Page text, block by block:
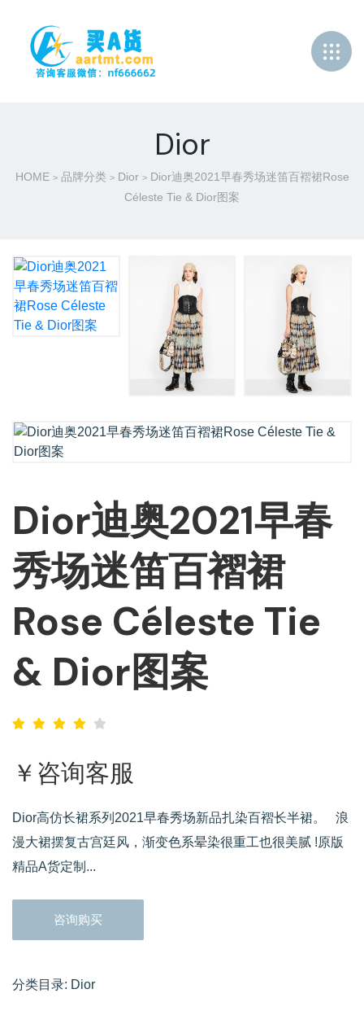
Dior
HOME > 品牌分类 > Dior > Dior迪奥2021早春秀场迷笛百褶裙Rose
Céleste Tie & Dior图案
Dior迪奥2021早春
秀场迷笛百褶裙
Rose Céleste Tie
& Dior图案
￥咨询客服
Dior高仿长裙系列2021早春秀场新品扎染百褶长半裙。 浪
漫大裙摆复古宫廷风，渐变色系晕染很重工也很美腻 !原版
精品A货定制...
咨询购买
分类目录: Dior